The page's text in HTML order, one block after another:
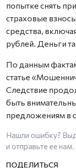
попытке снять
страховые
средства,
рублей. Деньги
По данным
статье
Следствие
быть
предложениям в
Нашли ошибку?
и отправьте ее нам.